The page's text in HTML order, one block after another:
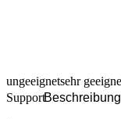
ungeeignetsehr
Support